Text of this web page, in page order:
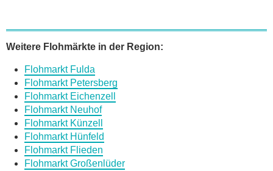
E-Mail
Daten des Flohmarkts
Weitere Flohmärkte in der Region:
Flohmarkt Fulda
Flohmarkt Petersberg
Flohmarkt Eichenzell
Flohmarkt Neuhof
Flohmarkt Künzell
Flohmarkt Hünfeld
Flohmarkt Flieden
Flohmarkt Großenlüder